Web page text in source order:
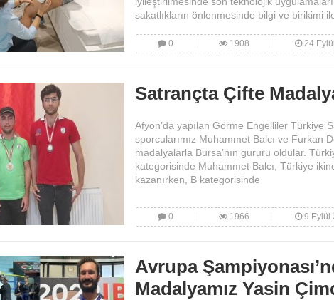
sakatlıkların önlenmesinde bilgi ve birikimi
0 1908 24
Satrançta Çifte
Afyon’da yapılan Görme Engelliler Türkiye
sporcularımız Muhammet Balcı ve Furkan
madalyalarla Bursa’nın gururu oldular.
kategorisinde Muhammet Balcı, Türkiye
kazanırken, B kategorisinde
0 1966 9 Eylül
Avrupa
Madalyamız Yasin